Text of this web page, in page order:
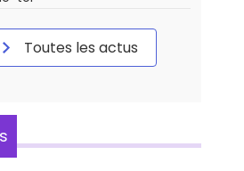
Toutes les actus